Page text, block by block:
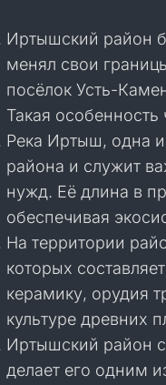
Иртышский район
менял свои
посёлок Усть-
Такая
Река Иртыш, одна
района и служит
нужд. Её длина в
обеспечивая
На территории
которых
керамику, орудия
культуре древних
Иртышский район
делает его одним